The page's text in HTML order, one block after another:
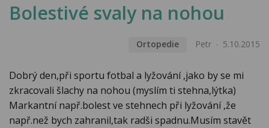
Bolestivé svaly na nohou
Ortopedie Petr 5.10.2015
Dobrý den,při sportu fotbal a lyžování ,jako by se mi
zkracovali šlachy na nohou (myslím ti stehna,lýtka)
Markantní např.bolest ve stehnech při lyžování ,že
např.než bych zahranil,tak radši spadnu.Musím stavět